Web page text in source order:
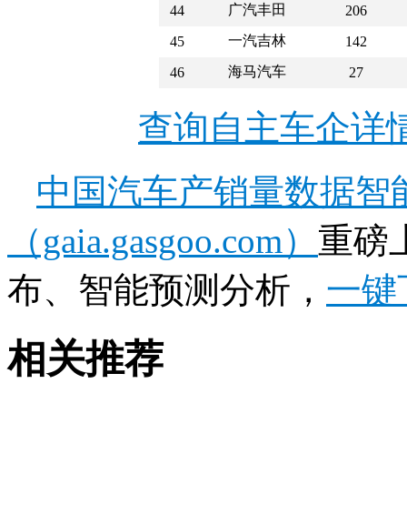
44
广汽丰田
206
45
一汽吉林
142
46
海马汽车 27
查询自主车企详
中国汽车产销量数据
（gaia.gasgoo.com） 重磅
布、智能预测分析， 一键
相关推荐